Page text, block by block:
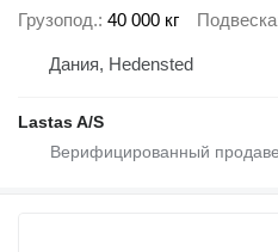
Грузопод. 40 000 кг Подвеска
Дания, Hedensted
Lastas A/S